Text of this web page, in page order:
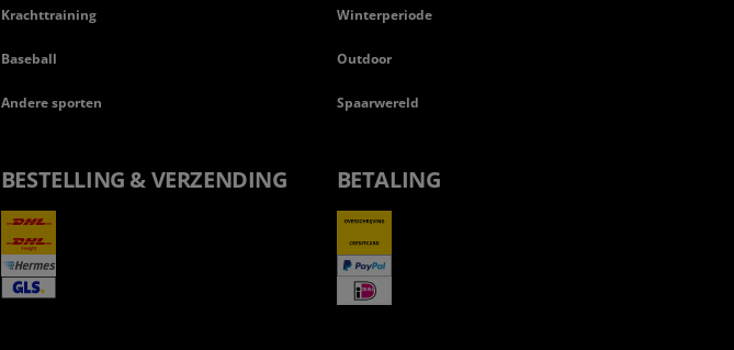
Krachttraining
Baseball
Andere sporten
Winterperiode
Outdoor
Spaarwereld
BESTELLING & VERZENDING BETALING